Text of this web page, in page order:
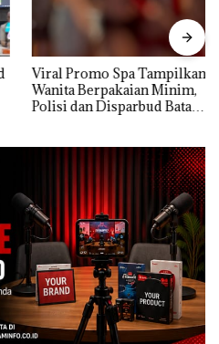
Viral Promo Spa Tampilkan
Wanita Berpakaian Minim,
Polisi dan Disparbud Batam